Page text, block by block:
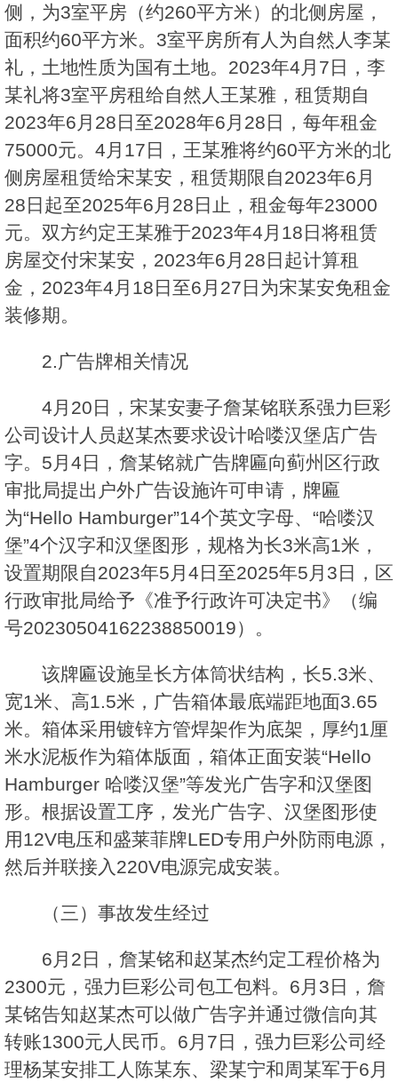
侧，为3室平房（约260平方米）的北侧房屋，
面积约60平方米。3室平房所有人为自然人李某
礼，土地性质为国有土地。2023年4月7日，李
某礼将3室平房租给自然人王某雅，租赁期自
2023年6月28日至2028年6月28日，每年租金
75000元。4月17日，王某雅将约60平方米的北
侧房屋租赁给宋某安，租赁期限自2023年6月
28日起至2025年6月28日止，租金每年23000
元。双方约定王某雅于2023年4月18日将租赁
房屋交付宋某安，2023年6月28日起计算租
金，2023年4月18日至6月27日为宋某安免租金
装修期。
2.广告牌相关情况
4月20日，宋某安妻子詹某铭联系强力巨彩
公司设计人员赵某杰要求设计哈喽汉堡店广告
字。5月4日，詹某铭就广告牌匾向蓟州区行政
审批局提出户外广告设施许可申请，牌匾
为“Hello Hamburger”14个英文字母、“哈喽汉
堡”4个汉字和汉堡图形，规格为长3米高1米，
设置期限自2023年5月4日至2025年5月3日，区
行政审批局给予《准予行政许可决定书》（编
号20230504162238850019）。
该牌匾设施呈长方体筒状结构，长5.3米、
宽1米、高1.5米，广告箱体最底端距地面3.65
米。箱体采用镀锌方管焊架作为底架，厚约1厘
米水泥板作为箱体版面，箱体正面安装“Hello
Hamburger 哈喽汉堡”等发光广告字和汉堡图
形。根据设置工序，发光广告字、汉堡图形使
用12V电压和盛莱菲牌LED专用户外防雨电源，
然后并联接入220V电源完成安装。
（三）事故发生经过
6月2日，詹某铭和赵某杰约定工程价格为
2300元，强力巨彩公司包工包料。6月3日，詹
某铭告知赵某杰可以做广告字并通过微信向其
转账1300元人民币。6月7日，强力巨彩公司经
理杨某安排工人陈某东、梁某宁和周某军于6月